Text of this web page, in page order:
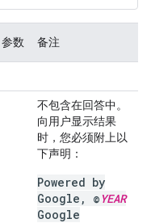
数 备注
不包含在回答中。
向用户显示结果
时，您必须附上以
下声明：
Powered by
Google, © YEAR
Google